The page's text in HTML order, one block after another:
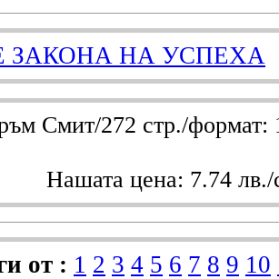
ЗАКОНА НА УСПЕХА
Смит/272 стр./
Нашата цена: 7.74 лв./
от : 1 2 3 4 5 6 7 8 9 10